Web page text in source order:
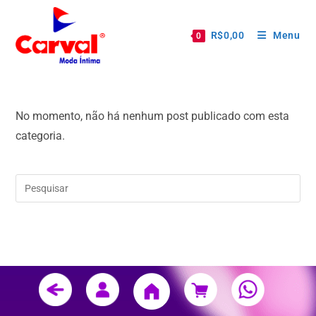
0 R$0,00 Menu
No momento, não há nenhum post publicado com esta
categoria.